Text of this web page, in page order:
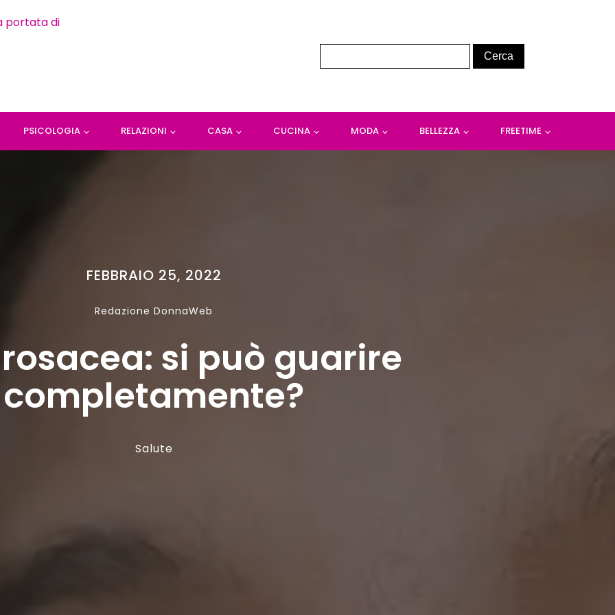
PSICOLOGIA RELAZIONI CASA CUCINA MODA BELLEZZA FREETIME
FEBBRAIO 25, 2022
Redazione DonnaWeb
si può guarire
completamente?
Salute